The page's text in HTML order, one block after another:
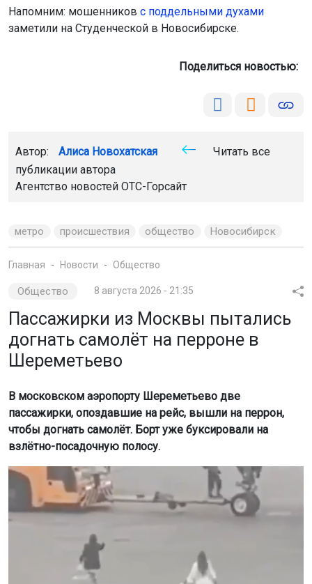
Напомним: мошенников с поддельными духами
заметили на Студенческой в Новосибирске.
Поделиться новостью:
Автор: Алиса Новохатская
Читать все
публикации автора
Агентство новостей ОТС-Горсайт
метро происшествия общество Новосибирск
Главная Новости Общество
Общество 8 августа 2026 - 21:35
Пассажирки из Москвы пытались
догнать самолёт на перроне в
Шереметьево
В московском аэропорту Шереметьево две
пассажирки, опоздавшие на рейс, вышли на перрон,
чтобы догнать самолёт. Борт уже буксировали на
взлётно-посадочную полосу.